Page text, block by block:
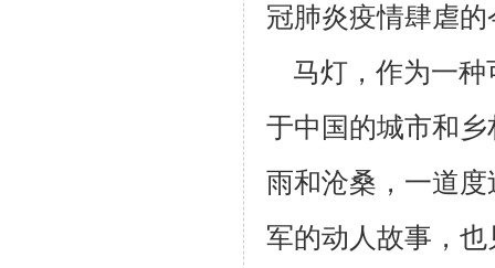
冠肺炎疫情肆虐
马灯，作为一种
于中国的城市和
雨和沧桑，一道度
军的动 人故事，